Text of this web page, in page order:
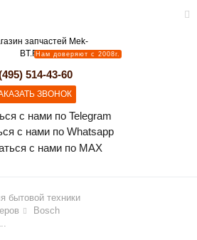
Нам доверяют с 2008г.
514-43-60
ЗВОНОК
бытовой техники
Bosch